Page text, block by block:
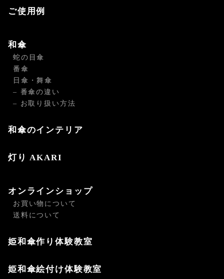
ご使用例
和傘
蛇の目傘
番傘
日傘・舞傘
– 番傘の違い
– お取り扱い方法
和傘のインテリア
灯り AKARI
オンラインショップ
お買い物について
送料について
姫和傘作り体験教室
姫和傘絵付け体験教室